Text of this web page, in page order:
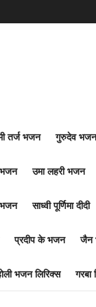
तर्ज भजन गुरुदेव भजन
भजन उमा लहरी भजन
साध्वी पूर्णिमा दीदी
प्रदीप के भजन जैन
भजन लिरिक्स गरबा